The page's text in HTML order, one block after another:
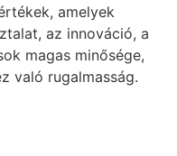
amelyek
az innováció, a
magas minősége,
való rugalmasság.